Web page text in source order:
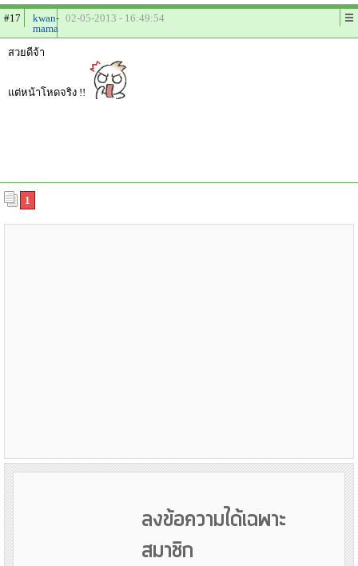
#17
kwan-
mama
02-05-2013 - 16:49:54
สวยดีจ้า
แต่หน้าโหดจริง !!
1
ลงข้อความได้เฉพาะ
สมาชิก